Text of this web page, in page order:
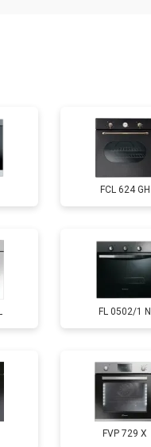
FCL 624 GH
FL 0502/1 N
FVP 729 X